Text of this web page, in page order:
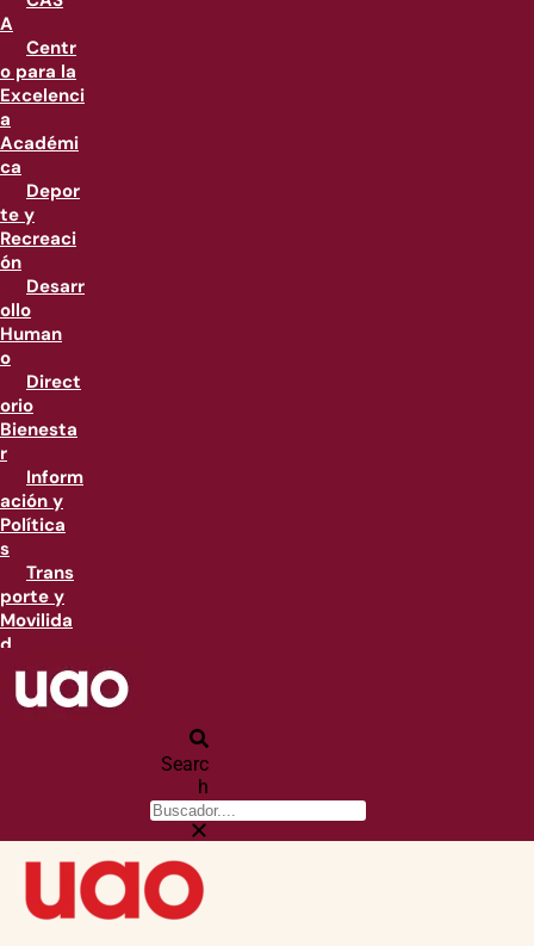
A
Centr
o para la
Excelenci
a
Académi
ca
Depor
te y
Recreaci
ón
Desarr
ollo
Human
o
Direct
orio
Bienesta
r
Inform
ación y
Política
s
Trans
porte y
Movilida
d
Searc
h